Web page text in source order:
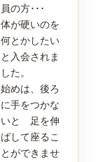
員の方･･･
体が硬いのを
何とかしたい
と入会されま
した。
始めは、後ろ
に手をつかな
いと 足を伸
ばして座るこ
とができませ